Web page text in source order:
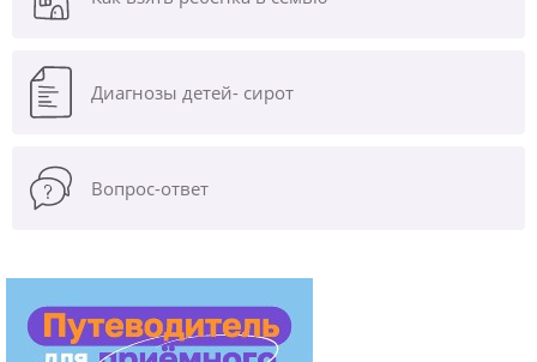
Диагнозы детей- сирот
Вопрос-ответ